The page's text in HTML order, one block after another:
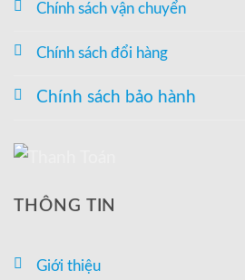
Chính sách vận chuyển
Chính sách đổi hàng
Chính sách bảo hành
THÔNG TIN
Giới thiệu